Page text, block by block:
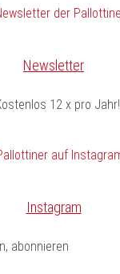
Newsletter
12 x pro Jahr!
Instagram
abonnieren